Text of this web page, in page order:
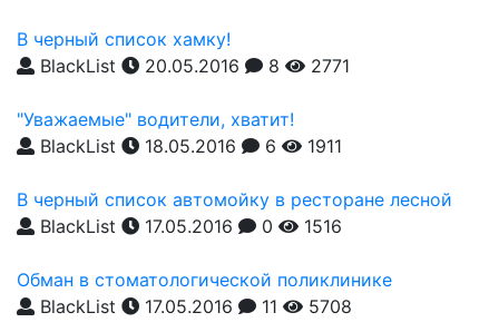
В черный список хамку!
BlackList
20.05.2016 8 2771
"Уважаемые" водители, хватит!
BlackList
18.05.2016 6 1911
В черный список автомойку в ресторане лесной
BlackList
17.05.2016 0 1516
Обман в стоматологической поликлинике
BlackList
17.05.2016 11 5708